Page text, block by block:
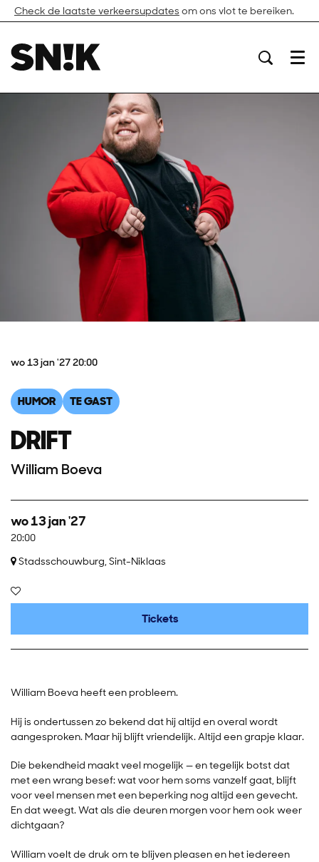
Check de laatste verkeersupdates om ons vlot te bereiken.
Menu
HUMOR TE GAST
DRIFT
William Boeva
wo 13 jan '2720:00
wo 13 jan '27
20:00
Stadsschouwburg, Sint-Niklaas
Tickets
William Boeva heeft een probleem.
Hij is ondertussen zo bekend dat hij altijd en overal wordt
aangesproken. Maar hij blijft vriendelijk. Altijd een grapje klaar.
Die bekendheid maakt veel mogelijk — en tegelijk botst dat
met een wrang besef: wat voor hem soms vanzelf gaat, blijft
voor veel mensen met een beperking nog altijd een gevecht.
En dat weegt. Wat als die deuren morgen voor hem ook weer
dichtgaan?
William voelt de druk om te blijven pleasen en het iedereen